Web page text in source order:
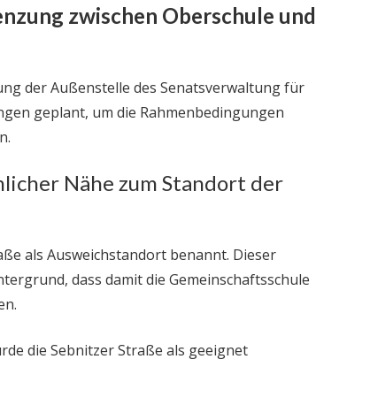
zwischen Oberschule und
der Außenstelle des Senatsverwaltung für
geplant, um die Rahmenbedingungen
Nähe zum Standort der
als Ausweichstandort benannt. Dieser
dass damit die Gemeinschaftsschule
die Sebnitzer Straße als geeignet